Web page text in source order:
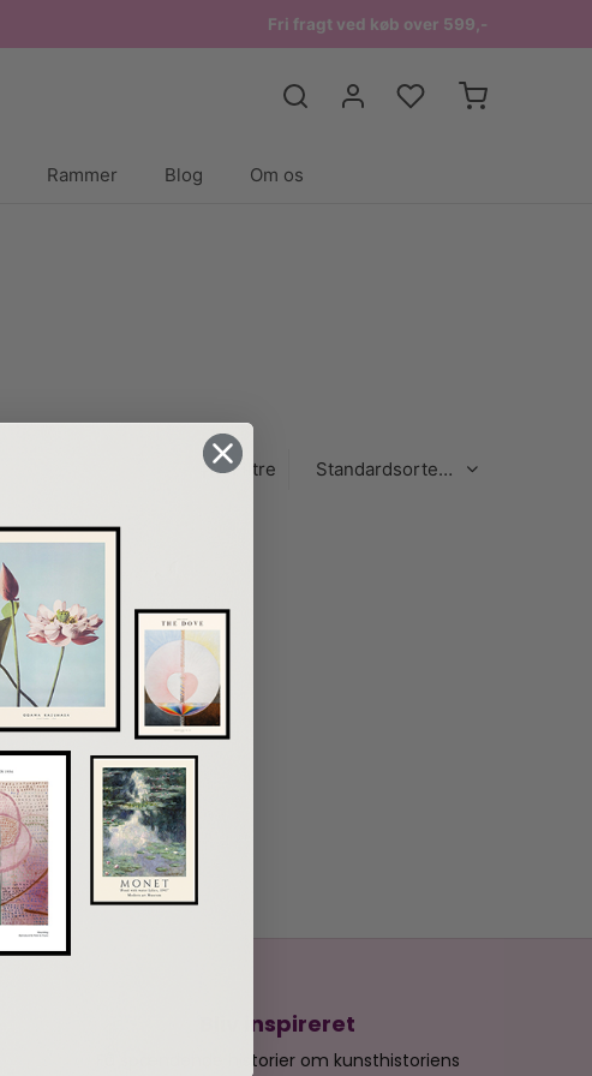
Fri fragt ved køb over 599,-
Rammer Blog Om os
Filtre
Bliv inspireret
Få spændende historier om kunsthistoriens